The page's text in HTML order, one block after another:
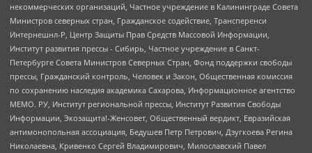
некоммерческих организаций, Частное учреждение в Калининграде Совета
Министров северных стран, Гражданское содействие, Трансперенси
Интернешнл-Р, Центр Защиты Прав Средств Массовой Информации,
Институт развития прессы - Сибирь, Частное учреждение в Санкт-
Петербурге Совета Министров Северных Стран, Фонд поддержки свободы
прессы, Гражданский контроль, Человек и Закон, Общественная комиссия
по сохранению наследия академика Сахарова, Информационное агентство
МЕМО. РУ, Институт региональной прессы, Институт Развития Свободы
Информации, Экозащита!-Женсовет, Общественный вердикт, Евразийская
антимонопольная ассоциация, Бедушев Петр Петрович, Дзугкоева Регина
Николаевна, Кривенко Сергей Владимирович, Милославский Павел